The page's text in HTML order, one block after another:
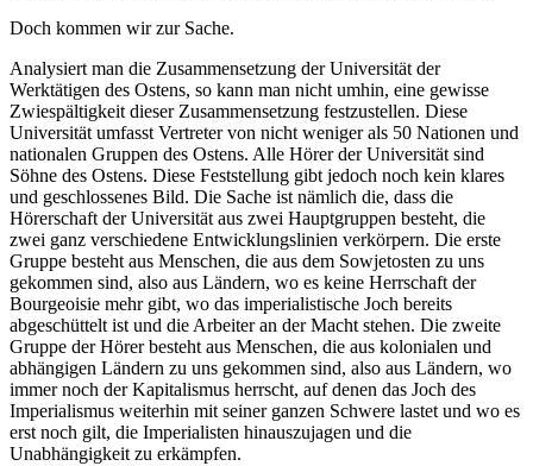
Doch kommen wir zur Sache.
Analysiert man die Zusammensetzung der Universität der
Werktätigen des Ostens, so kann man nicht umhin, eine gewisse
Zwiespältigkeit dieser Zusammensetzung festzustellen. Diese
Universität umfasst Vertreter von nicht weniger als 50 Nationen und
nationalen Gruppen des Ostens. Alle Hörer der Universität sind
Söhne des Ostens. Diese Feststellung gibt jedoch noch kein klares
und geschlossenes Bild. Die Sache ist nämlich die, dass die
Hörerschaft der Universität aus zwei Hauptgruppen besteht, die
zwei ganz verschiedene Entwicklungslinien verkörpern. Die erste
Gruppe besteht aus Menschen, die aus dem Sowjetosten zu uns
gekommen sind, also aus Ländern, wo es keine Herrschaft der
Bourgeoisie mehr gibt, wo das imperialistische Joch bereits
abgeschüttelt ist und die Arbeiter an der Macht stehen. Die zweite
Gruppe der Hörer besteht aus Menschen, die aus kolonialen und
abhängigen Ländern zu uns gekommen sind, also aus Ländern, wo
immer noch der Kapitalismus herrscht, auf denen das Joch des
Imperialismus weiterhin mit seiner ganzen Schwere lastet und wo es
erst noch gilt, die Imperialisten hinauszujagen und die
Unabhängigkeit zu erkämpfen.